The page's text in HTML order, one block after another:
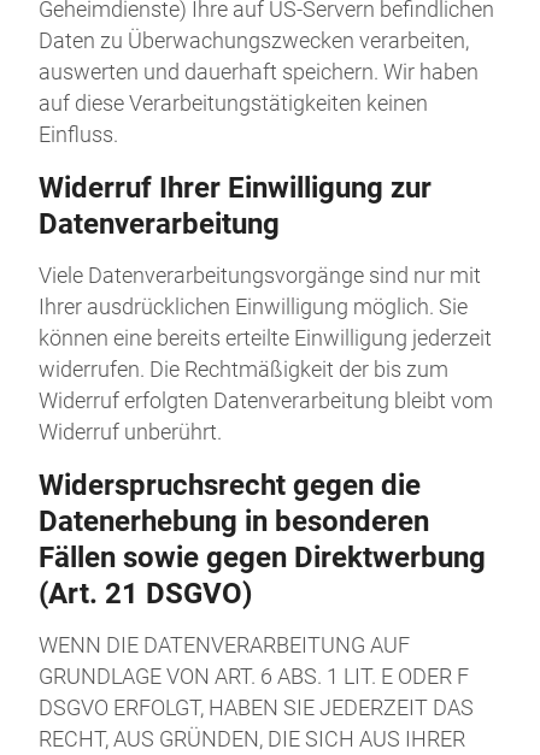
Geheimdienste) Ihre auf US-Servern befindlichen
Daten zu Überwachungszwecken verarbeiten,
auswerten und dauerhaft speichern. Wir haben
auf diese Verarbeitungstätigkeiten keinen
Einfluss.
Widerruf Ihrer Einwilligung zur
Datenverarbeitung
Viele Datenverarbeitungsvorgänge sind nur mit
Ihrer ausdrücklichen Einwilligung möglich. Sie
können eine bereits erteilte Einwilligung jederzeit
widerrufen. Die Rechtmäßigkeit der bis zum
Widerruf erfolgten Datenverarbeitung bleibt vom
Widerruf unberührt.
Widerspruchsrecht gegen die
Datenerhebung in besonderen
Fällen sowie gegen Direktwerbung
(Art. 21 DSGVO)
WENN DIE DATENVERARBEITUNG AUF
GRUNDLAGE VON ART. 6 ABS. 1 LIT. E ODER F
DSGVO ERFOLGT, HABEN SIE JEDERZEIT DAS
RECHT, AUS GRÜNDEN, DIE SICH AUS IHRER